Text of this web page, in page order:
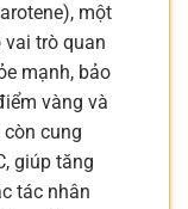
một
trò quan
mạnh, bảo
vàng và
cung
giúp tăng
tác nhân